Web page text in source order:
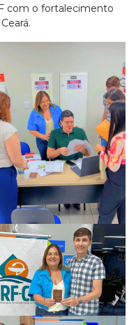
com o fortalecimento